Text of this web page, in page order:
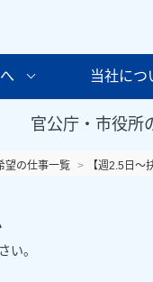
当社につ
官公庁・市役所
望の仕事一覧 【週2.5日
い。